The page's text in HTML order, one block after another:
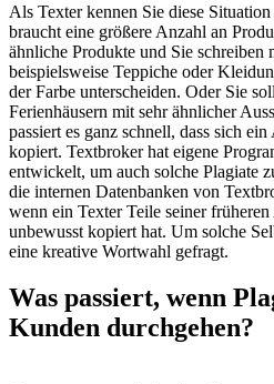
Als Texter kennen Sie diese
braucht eine größere Anzahl an
ähnliche Produkte und Sie schreiben
beispielsweise Teppiche oder
der Farbe unterscheiden. Oder Sie
Ferienhäusern mit sehr ähnlicher
passiert es ganz schnell, dass sich
kopiert. Textbroker hat eigene
entwickelt, um auch solche Plagiate
die internen Datenbanken von
wenn ein Texter Teile seiner
unbewusst kopiert hat. Um solche
eine kreative Wortwahl gefragt.
Was passiert, wenn
Kunden durchgehen?